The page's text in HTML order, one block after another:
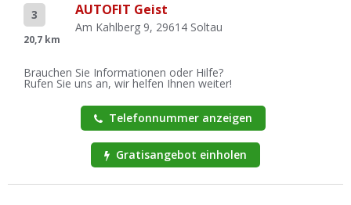
3
20,7 km
AUTOFIT Geist
Am Kahlberg 9, 29614 Soltau
Brauchen Sie Informationen oder Hilfe?
Rufen Sie uns an, wir helfen Ihnen weiter!
Telefonnummer anzeigen
Gratisangebot einholen